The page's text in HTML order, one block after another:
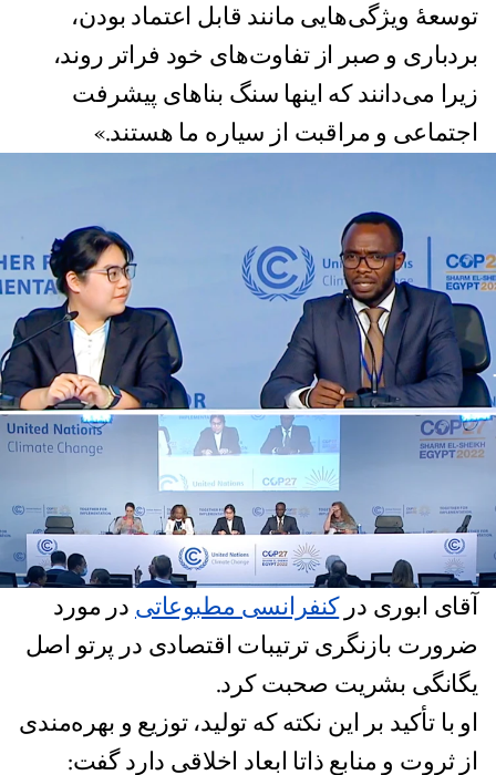
توسعهٔ ویژگی‌هایی مانند قابل اعتماد بودن،
بردباری و صبر از تفاوت‌های خود فراتر روند،
زیرا می‌دانند که اینها سنگ بناهای پیشرفت
اجتماعی و مراقبت از سیاره ما هستند.»
آقای ابوری درکنفرانسی مطبوعاتی در مورد
ضرورت بازنگری ترتیبات اقتصادی در پرتو اصل
یگانگی بشریت صحبت کرد.
او با تأکید بر این نکته که تولید، توزیع و بهره‌مندی
از ثروت و منابع ذاتا ابعاد اخلاقی دارد گفت: